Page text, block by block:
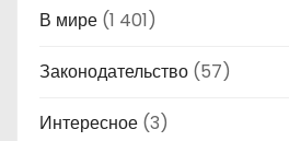
В мире (1 401)
Законодательство (57)
Интересное (3)